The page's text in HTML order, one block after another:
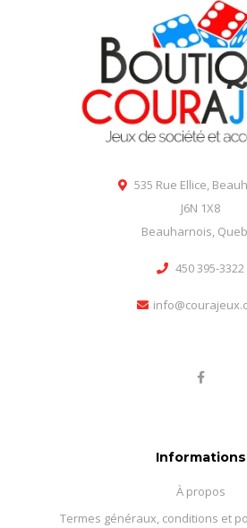
535 Rue Ellice,
J6N 1X8
Beauharnois,
450 395-3322
Informations
À propos
Termes généraux, conditions et